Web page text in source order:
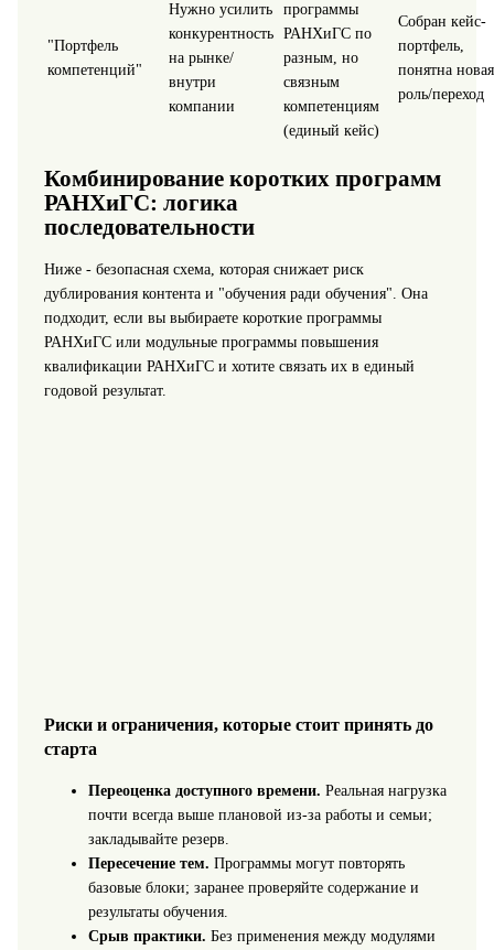
"Портфель
компетенций"
Нужно усилить
конкурентность
на рынке/
внутри
компании
программы
РАНХиГС по
разным, но
связным
компетенциям
(единый кейс)
Собран кейс-
портфель,
понятна новая
роль/переход
Комбинирование коротких программ
РАНХиГС: логика
последовательности
Ниже - безопасная схема, которая снижает риск
дублирования контента и "обучения ради обучения". Она
подходит, если вы выбираете короткие программы
РАНХиГС или модульные программы повышения
квалификации РАНХиГС и хотите связать их в единый
годовой результат.
Риски и ограничения, которые стоит принять до
старта
Переоценка доступного времени. Реальная нагрузка
почти всегда выше плановой из-за работы и семьи;
закладывайте резерв.
Пересечение тем. Программы могут повторять
базовые блоки; заранее проверяйте содержание и
результаты обучения.
Срыв практики. Без применения между модулями